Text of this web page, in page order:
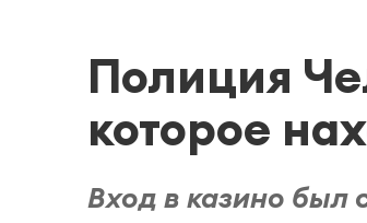
Полиция
которое
Вход в казино был